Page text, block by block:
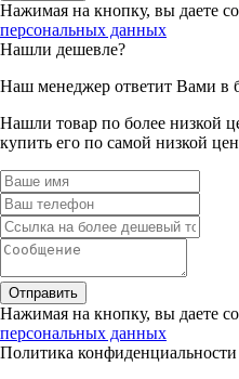
Нажимая на кнопку, вы даете
персональных данных
Нашли дешевле?
Наш менеджер ответит Вами в
Нашли товар по более низкой
купить его по самой низкой
Отправить
Нажимая на кнопку, вы даете
персональных данных
Политика конфиденциальности